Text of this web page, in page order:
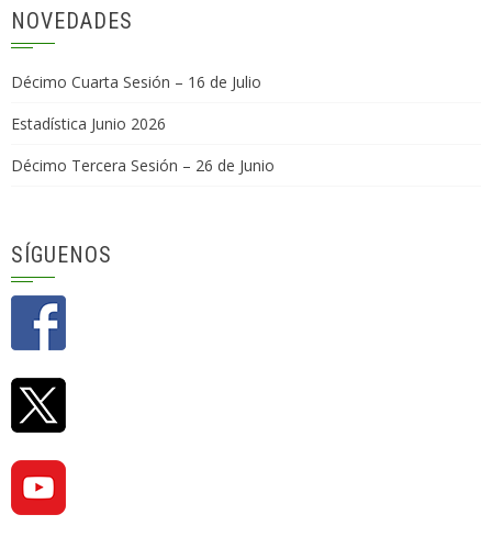
NOVEDADES
Décimo Cuarta Sesión – 16 de Julio
Estadística Junio 2026
Décimo Tercera Sesión – 26 de Junio
SÍGUENOS